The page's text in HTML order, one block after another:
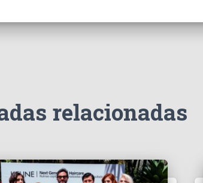
relacionadas